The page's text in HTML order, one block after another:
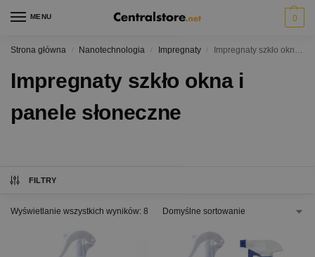
MENU 0
Strona główna / Nanotechnologia / Impregnaty Impregnaty szkło okna i panele słoneczne
Impregnaty szkło okna i
panele słoneczne
FILTRY
Wyświetlanie wszystkich wyników: 8